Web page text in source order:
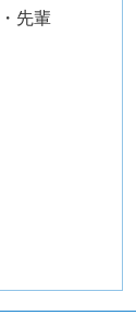
先輩